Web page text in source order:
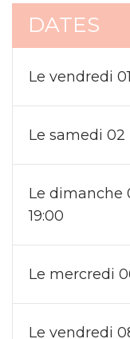
DATES
Le vendredi
Le samedi 02
Le dimanche
19:00
Le mercredi
Le vendredi